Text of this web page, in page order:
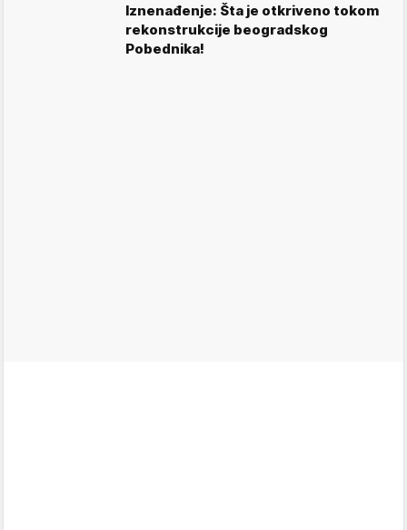
Iznenađenje: Šta je otkriveno tokom
rekonstrukcije beogradskog
Pobednika!